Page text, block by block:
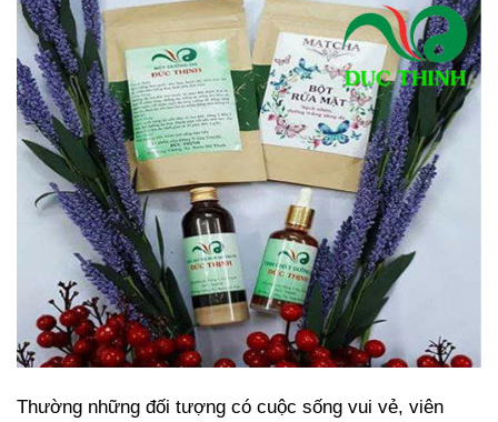
Thường những đối tượng có cuộc sống vui vẻ, viên